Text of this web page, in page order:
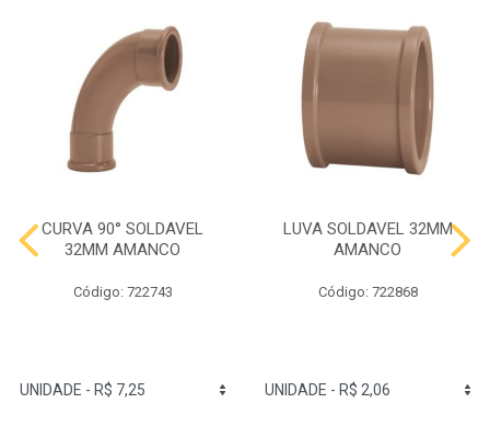
CURVA 90° SOLDAVEL
32MM AMANCO
Código: 722743
LUVA SOLDAVEL 32MM
AMANCO
Código: 722868